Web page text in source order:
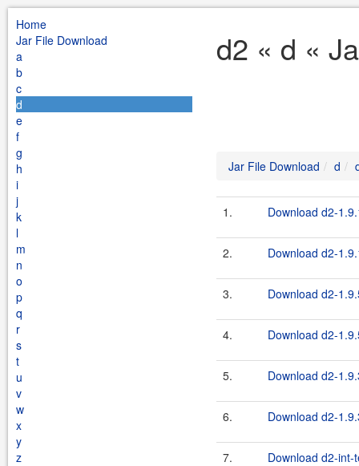
Home
Jar File Download
a
b
c
d
e
f
g
h
i
j
k
l
m
n
o
p
q
r
s
t
u
v
w
x
y
z
d2 « d «
Jar File Download d
1. Download d2-
2. Download d2-
3. Download d2-
4. Download d2-
5. Download d2-
6. Download d2-
7. Download d2-